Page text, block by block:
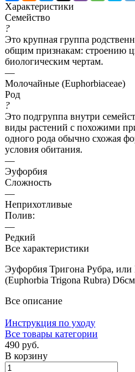
Характеристики
Семейство
?
Это крупная группа
общим признакам: строению
биологическим чертам.
—
Молочайные (Euphorbiaceae)
Род
?
Это подгруппа внутри
виды растений с похожими
одного рода обычно схожая
условия обитания.
—
Эуфорбия
Сложность
—
Неприхотливые
Полив:
—
Редкий
Все характеристики
Эуфорбия Тригона Рубра,
(Euphorbia Trigona Rubra) D6см
Все описание
Инструкция по уходу
Все товары категории
490 руб.
В корзину